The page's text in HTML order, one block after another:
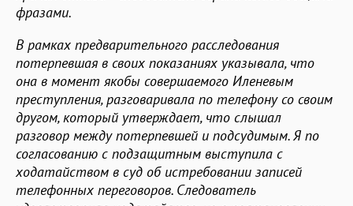
фразами.
В рамках предварительного расследования
потерпевшая в своих показаниях указывала, что
она в момент якобы совершаемого Иленевым
преступления, разговаривала по телефону со своим
другом, который утверждает, что слышал
разговор между потерпевшей и подсудимым. Я по
согласованию с подзащитным выступила с
ходатайством в суд об истребовании записей
телефонных переговоров. Следователь